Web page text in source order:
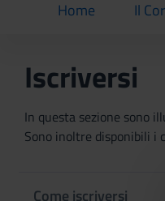
Home
current Il
Iscriversi
In questa sezione sono
Sono inoltre disponibili i
Come iscriversi